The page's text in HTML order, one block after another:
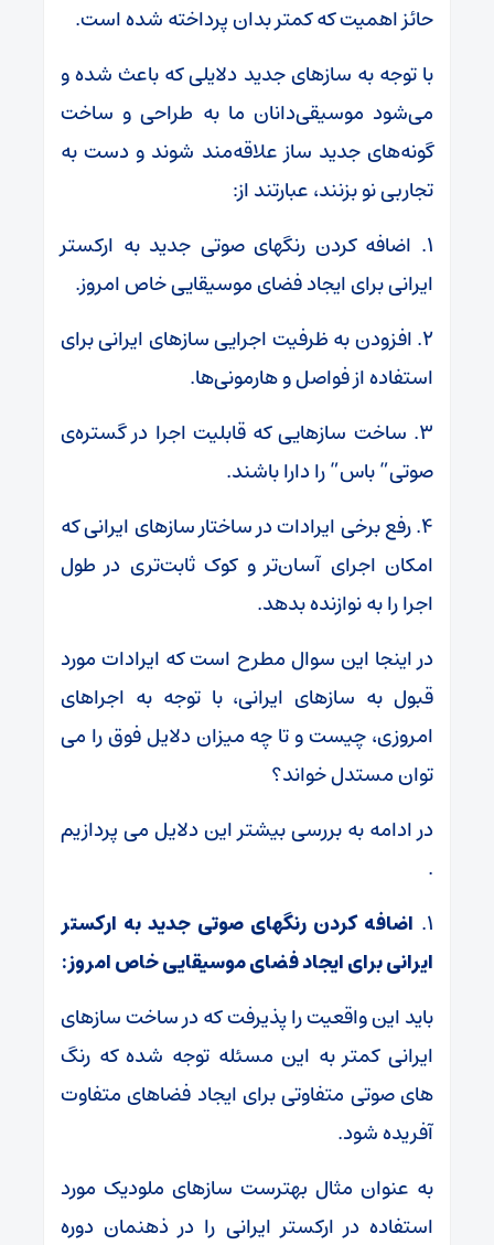
حائز اهمیت که کمتر بدان پرداخته شده است.
با توجه به سازهای جدید دلایلی که باعث شده و
می‌شود موسیقی‌دانان ما به طراحی و ساخت
گونه‌های جدید ساز علاقه‌مند شوند و دست به
تجاربی نو بزنند، عبارتند از:
۱. اضافه کردن‌ رنگهای صوتی جدید به ارکستر
ایرانی برای ایجاد فضای موسیقایی خاص امروز.
۲. افزودن به ظرفیت اجرایی سازهای ایرانی برای
استفاده از فواصل و هارمونی‌ها.
۳. ساخت سازهایی که قابلیت اجرا در گستره‌ی
صوتی” باس” را دارا باشند.
۴. رفع برخی ایرادات در ساختار سازهای ایرانی که
امکان اجرای آسان‌تر و کوک ثابت‌تری در طول
اجرا را به نوازنده بدهد.
در اینجا این سوال مطرح است که ایرادات مورد
قبول به سازهای ایرانی، با توجه به اجراهای
امروزی، چیست و تا چه میزان دلایل فوق را می
توان مستدل خواند؟
در ادامه به بررسی بیشتر این دلایل می پردازیم
.
۱. اضافه کردن رنگهای صوتی جدید به ارکستر
ایرانیبرای ایجاد فضای موسیقایی خاص امروز:
باید این واقعیت را پذیرفت که در ساخت سازهای
ایرانی کمتر به این مسئله توجه شده که رنگ
های صوتی متفاوتی برای ایجاد فضاهای متفاوت
آفریده شود.
به عنوان مثال بهترست سازهای ملودیک مورد
استفاده در ارکستر ایرانی را در ذهنمان دوره